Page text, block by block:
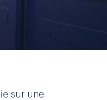
sur une